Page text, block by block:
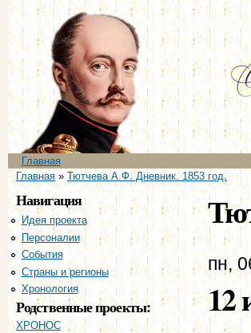
Главное меню
Главная
Вы здесь
Главная» Тютчева А.Ф. Дневник. 1853 год.
Навигация
Идея проекта
Персоналии
События
Страны и регионы
Хронология
Родственные проекты:
ХРОНОС
пн,
12